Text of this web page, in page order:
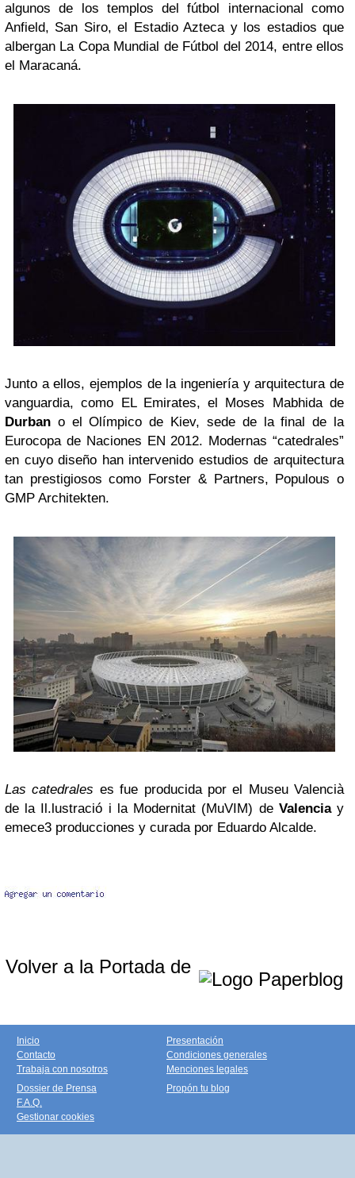
algunos de los templos del fútbol internacional como
Anfield, San Siro, el Estadio Azteca y los estadios que
albergan La Copa Mundial de Fútbol del 2014, entre ellos
el Maracaná.
Junto a ellos, ejemplos de la ingeniería y arquitectura de
vanguardia, como EL Emirates, el Moses Mabhida de
Durban o el Olímpico de Kiev, sede de la final de la
Eurocopa de Naciones EN 2012. Modernas “catedrales”
en cuyo diseño han intervenido estudios de arquitectura
tan prestigiosos como Forster & Partners, Populous o
GMP Architekten.
Las catedrales es fue producida por el Museu Valencià
de la Il.lustració i la Modernitat (MuVIM) de Valenciay
emece3 producciones y curada por Eduardo Alcalde.
Volver a la Portada de
Inicio
Contacto
Trabaja con nosotros
Presentación
Condiciones generales
Menciones legales
Dossier de Prensa
F.A.Q.
Gestionar cookies
Propón tu blog